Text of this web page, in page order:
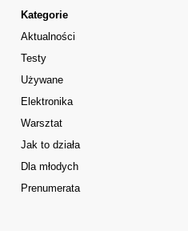
Kategorie
Aktualności
Testy
Używane
Elektronika
Warsztat
Jak to działa
Dla młodych
Prenumerata